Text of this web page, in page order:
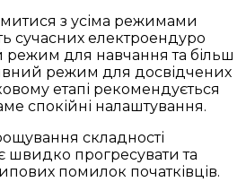
з усіма режимами
сучасних електроендуро
для навчання та більш
режим для досвідчених
етапі рекомендується
спокійні налаштування.
складності
швидко прогресувати та
помилок початківців.